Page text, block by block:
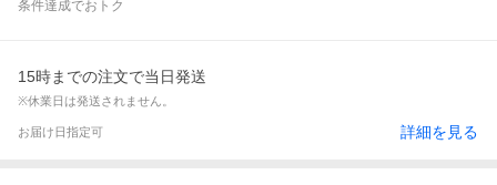
条件達成でおトク
15時までの注文で当日発送
※休業日は発送されません。
お届け日指定可 詳細を見る